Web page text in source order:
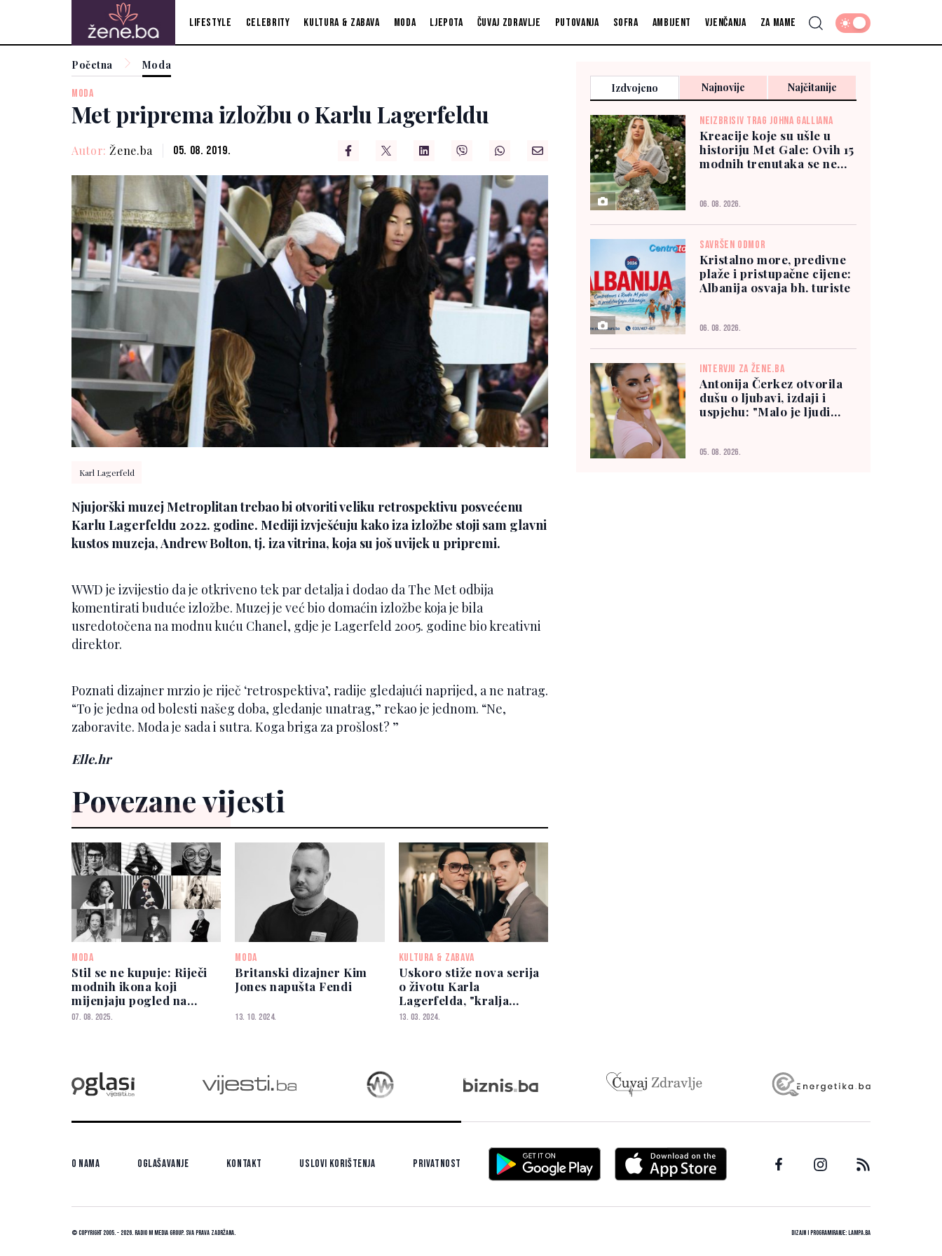
Lifestyle Celebrity Kultura & zabava Moda Ljepota Čuvaj zdravlje Putovanja Sofra Ambijent Vjenčanja Za mame
Početna Moda
MODA
Met priprema izložbu o Karlu Lagerfeldu
Autor: Žene.ba 05. 08. 2019.
Karl Lagerfeld
Njujorški muzej Metroplitan trebao bi otvoriti veliku retrospektivu posvećenu
Karlu Lagerfeldu 2022. godine. Mediji izvješćuju kako iza izložbe stoji sam glavni
kustos muzeja, Andrew Bolton, tj. iza vitrina, koja su još uvijek u pripremi.
WWD je izvijestio da je otkriveno tek par detalja i dodao da The Met odbija
komentirati buduće izložbe. Muzej je već bio domaćin izložbe koja je bila
usredotočena na modnu kuću Chanel, gdje je Lagerfeld 2005. godine bio kreativni
direktor.
Poznati dizajner mrzio je riječ ‘retrospektiva’, radije gledajući naprijed, a ne natrag.
“To je jedna od bolesti našeg doba, gledanje unatrag,” rekao je jednom. “Ne,
zaboravite. Moda je sada i sutra. Koga briga za prošlost? ”
Elle.hr
Povezane vijesti
MODA
Stil se ne kupuje: Riječi
modnih ikona koji
mijenjaju pogled na
odijevanje
07. 08. 2025.
MODA
Britanski dizajner Kim
Jones napušta Fendi
13. 10. 2024.
KULTURA & ZABAVA
Uskoro stiže nova serija
o životu Karla
Lagerfelda, "kralja
mode" - pogledajte prvi
13. 03. 2024.
Izdvojeno Najnovije Najčitanije
NEIZBRISIV TRAG JOHNA GALLIANA
Kreacije koje su ušle u
historiju Met Gale: Ovih 15
modnih trenutaka se ne
06. 08. 2026.
SAVRŠEN ODMOR
Kristalno more, predivne
plaže i pristupačne cijene:
Albanija osvaja bh. turiste
06. 08. 2026.
INTERVJU ZA ŽENE.BA
Antonija Čerkez otvorila
dušu o ljubavi, izdaji i
uspjehu: "Malo je ljudi
05. 08. 2026.
O nama Oglašavanje Kontakt Uslovi korištenja Privatnost
© Copyright 2005. - 2026. Radio M Media Group.Sva prava zadržana. Dizajn i programiranje:Lampa.ba